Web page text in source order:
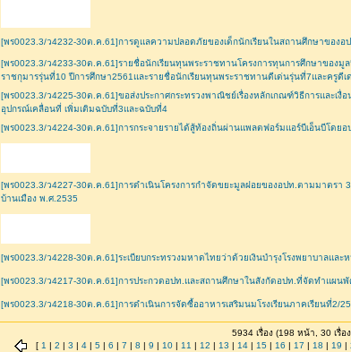
[พร0023.3/ว4232-30ต.ค.61]การดูแลความปลอดภัยของเด็กนักเรียนในสถานศึกษาของอป
[พร0023.3/ว4233-30ต.ค.61]รายชื่อนักเรียนทุนพระราชทานโครงการทุนการศึกษาของ
ราชกุมารรุ่นที่10 ปีการศึกษา2561และรายชื่อนักเรียนทุนพระราชทานดีเด่นรุ่นที่7และครูดีเ
[พร0023.3/ว4225-30ต.ค.61]ขอส่งประกาศกระทรวงพาณิชย์เรื่องหลักเกณฑ์วิธีการและเงื่
อุปกรณ์เคลื่อนที่ เพิ่มเติมฉบับที่3และฉบับที่4
[พร0023.3/ว4224-30ต.ค.61]การกระจายรายได้สู้ท้องถิ่นผ่านแพลตฟอร์มแอร์บีเอ็นบีโดยอ
[พร0023.3/ว4227-30ต.ค.61]การดำเนินโครงการกำจัดขยะมูลฝอยของอปท.ตามมาตรา
บ้านเมือง พ.ศ.2535
[พร0023.3/ว4228-30ต.ค.61]ระเบียบกระทรวงมหาดไทยว่าด้วยเงินบำรุงโรงพยาบาลแล
[พร0023.3/ว4217-30ต.ค.61]การประกวดอปท.และสถานศึกษาในสังกัดอปท.ที่จัดทำแผน
[พร0023.3/ว4218-30ต.ค.61]การดำเนินการจัดซื้ออาหารเสริมนมโรงเรียนภาคเรียนที่2/
5934 เรื่อง (198 หน้า, 30 เรื่อ
[ 1 | 2 | 3 | 4| 5| 6 | 7 | 8 | 9 | 10| 11 | 12 | 13 | 14| 15| 16 | 17 | 18 | 19 |